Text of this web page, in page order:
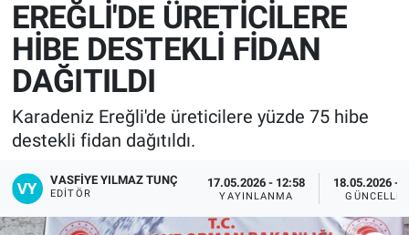
EREĞLİ'DE ÜRETİCİLERE
HİBE DESTEKLİ FİDAN
DAĞITILDI
Karadeniz Ereğli'de üreticilere yüzde 75 hibe
destekli fidan dağıtıldı.
VASFIYE YILMAZ TUNÇ
EDITÖR
17.05.2026 - 12:58
YAYINLANMA
18.05.2026 -